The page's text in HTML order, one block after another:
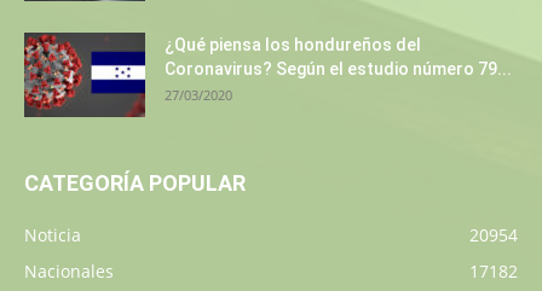
¿Qué piensa los hondureños del
Coronavirus? Según el estudio número 79...
27/03/2020
CATEGORÍA POPULAR
Noticia
20954
Nacionales
17182